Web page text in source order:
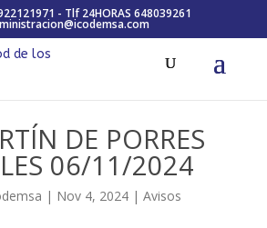
- Tlf 24HORAS 648039261
DE PORRES
06/11/2024
| Nov 4, 2024| Avisos